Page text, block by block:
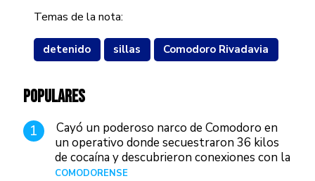
Temas de la nota:
detenido sillas Comodoro Rivadavia
POPULARES
1
Cayó un poderoso narco de Comodoro en
un operativo donde secuestraron 36 kilos
de cocaína y descubrieron conexiones con la
Patagonia
COMODORENSE